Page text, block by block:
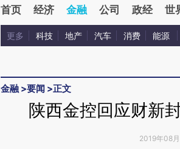
首页 经济 金融 公司 政经 世
更多 科技 地产 汽车 消费 能源
金融 >要闻 >正文
陕西金控回应财新
2019年08